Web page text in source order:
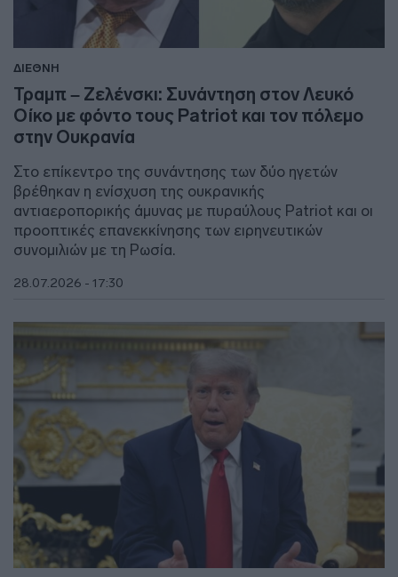
ΔΙΕΘΝΗ
Τραμπ – Ζελένσκι: Συνάντηση στον Λευκό
Οίκο με φόντο τους Patriot και τον πόλεμο
στην Ουκρανία
Στο επίκεντρο της συνάντησης των δύο ηγετών
βρέθηκαν η ενίσχυση της ουκρανικής
αντιαεροπορικής άμυνας με πυραύλους Patriot και οι
προοπτικές επανεκκίνησης των ειρηνευτικών
συνομιλιών με τη Ρωσία.
28.07.2026 - 17:30